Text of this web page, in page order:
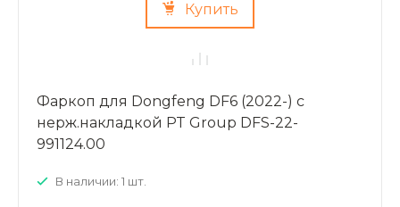
Купить
Фаркоп для Dongfeng DF6 (2022-) с
нерж.накладкой PT Group DFS-22-
991124.00
В наличии: 1 шт.